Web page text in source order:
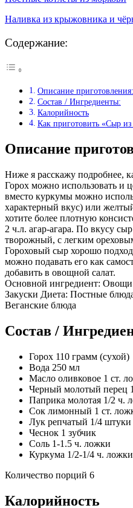
Наливка из крыжовника и
Содержание:
Описание приготовления:
Состав / Ингредиенты:
Калорийность
Как приготовить «Cыр из
Описание
Ниже я расскажу подробнее,
Горох можно использовать и
вместо куркумы можно
характерный вкус) или
хотите более плотную
2 ч.л. агар-агара. По вкусу
творожный, с легким
Гороховый сыр хорошо
можно подавать его как
добавить в овощной салат.
Основной ингредиент:
Закуски Диета: Постные
Веганские блюда
Состав /
Горох 110 грамм (сухой)
Вода 250 мл
Масло оливковое 1 ст.
Черный молотый перец
Паприка молотая 1/2 ч.
Сок лимонный 1 ст.
Лук репчатый 1/4 штуки
Чеснок 1 зубчик
Соль 1-1.5 ч. ложки
Куркума 1/2-1/4 ч. ложки
Количество порций 6
Калорийность